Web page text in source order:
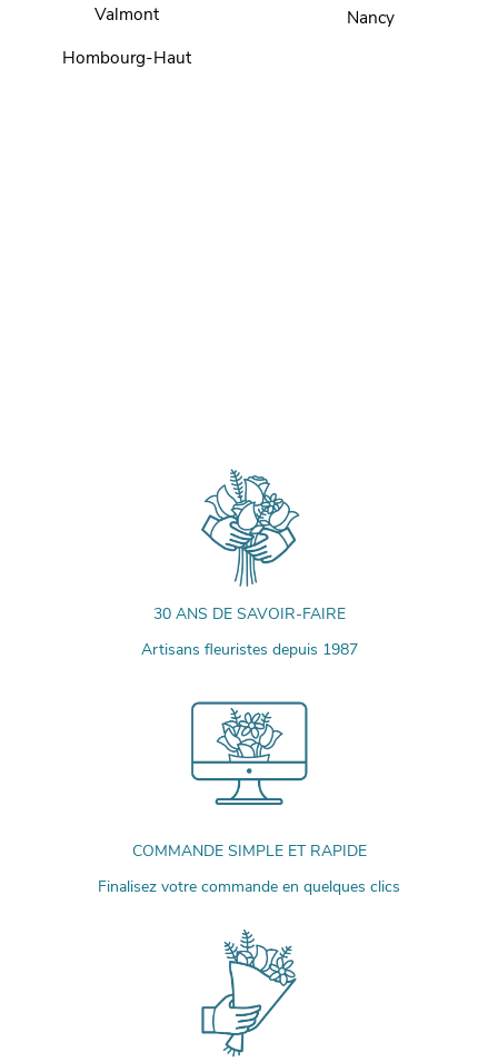
Valmont
Hombourg-Haut
Nancy
30 ANS DE SAVOIR-FAIRE
Artisans fleuristes depuis 1987
COMMANDE SIMPLE ET RAPIDE
Finalisez votre commande en quelques clics